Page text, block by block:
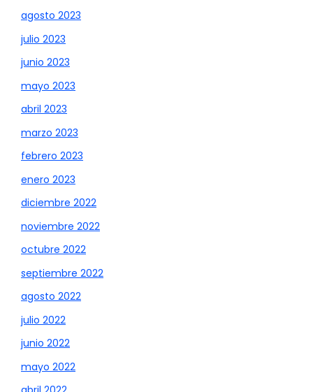
agosto 2023
julio 2023
junio 2023
mayo 2023
abril 2023
marzo 2023
febrero 2023
enero 2023
diciembre 2022
noviembre 2022
octubre 2022
septiembre 2022
agosto 2022
julio 2022
junio 2022
mayo 2022